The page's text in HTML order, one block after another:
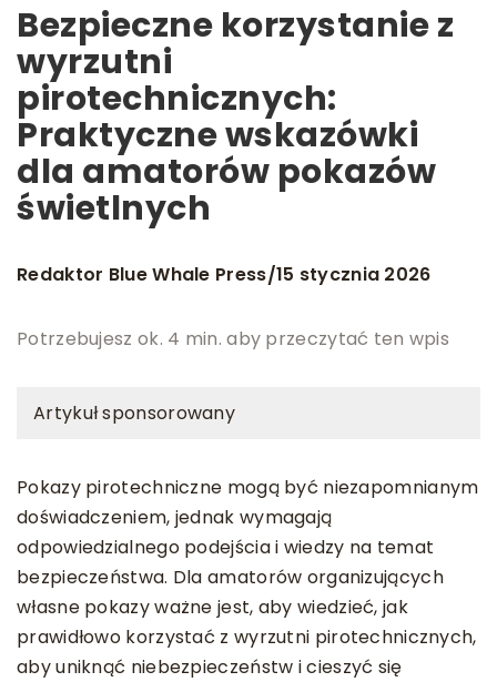
Bezpieczne korzystanie z
wyrzutni
pirotechnicznych:
Praktyczne wskazówki
dla amatorów pokazów
świetlnych
Redaktor Blue Whale Press/15 stycznia 2026
Potrzebujesz ok. 4 min. aby przeczytać ten wpis
Artykuł sponsorowany
Pokazy pirotechniczne mogą być niezapomnianym
doświadczeniem, jednak wymagają
odpowiedzialnego podejścia i wiedzy na temat
bezpieczeństwa. Dla amatorów organizujących
własne pokazy ważne jest, aby wiedzieć, jak
prawidłowo korzystać z wyrzutni pirotechnicznych,
aby uniknąć niebezpieczeństw i cieszyć się